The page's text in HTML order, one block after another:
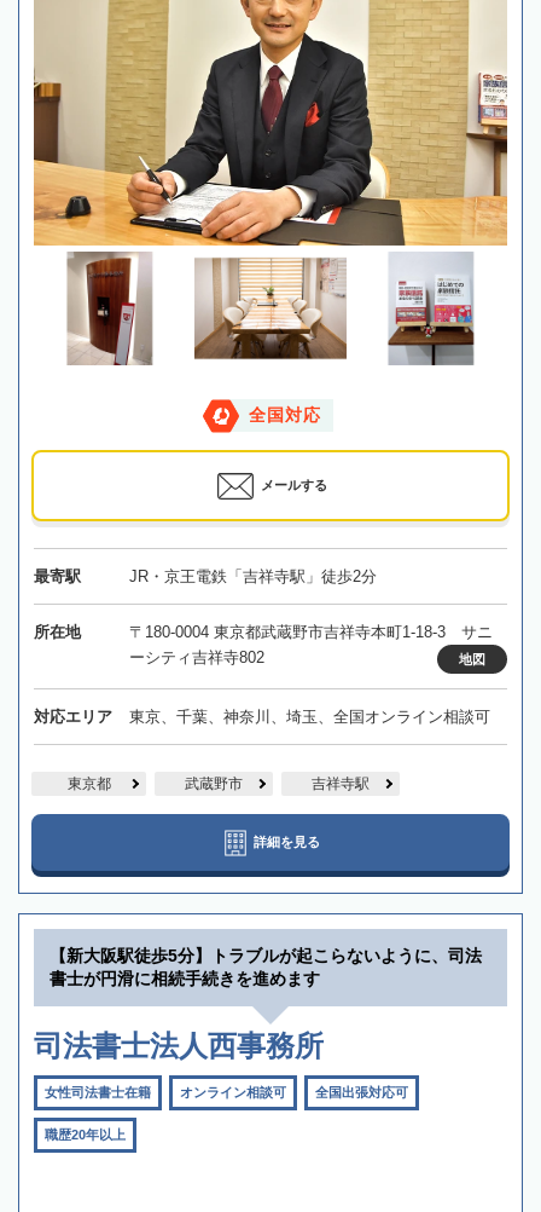
全国対応
メールする
最寄駅 JR・京王電鉄「吉祥寺駅」徒歩2分
所在地
〒180-0004 東京都武蔵野市吉祥寺本町1-18-3 サニ
ーシティ吉祥寺802
地図
対応エリア 東京、千葉、神奈川、埼玉、全国オンライン相談可
東京都 武蔵野市 吉祥寺駅
詳細を見る
【新大阪駅徒歩5分】トラブルが起こらないように、司法
書士が円滑に相続手続きを進めます
司法書士法人西事務所
女性司法書士在籍 オンライン相談可 全国出張対応可
職歴20年以上